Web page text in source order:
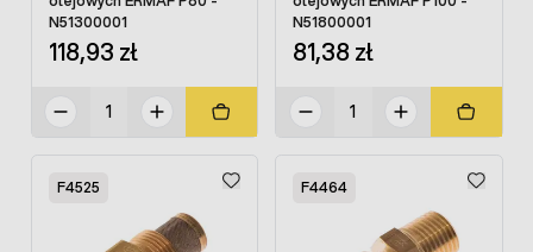
N51300001
118,93 zł
N51800001
81,38 zł
F4525 F4464